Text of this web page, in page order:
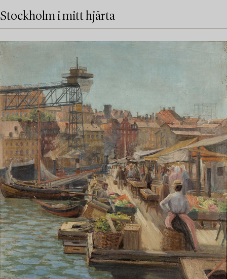
Stockholm i mitt hjärta